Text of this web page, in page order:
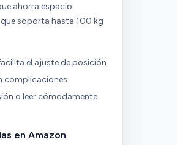
ahorra espacio
soporta hasta 100 kg
el ajuste de posición
complicaciones
o leer cómodamente
en Amazon